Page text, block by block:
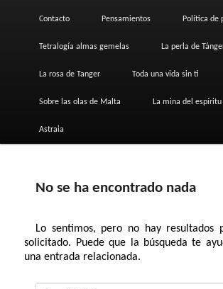
Contacto Pensamientos Política de
Tetralogía almas gemelas La perla de
La rosa de Tanger Toda una vida sin ti
Sobre las olas de Malta La mina del
Astraia
No se ha encontrado nada
Lo sentimos, pero no hay resultados
solicitado. Puede que la búsqueda te
una entrada relacionada.